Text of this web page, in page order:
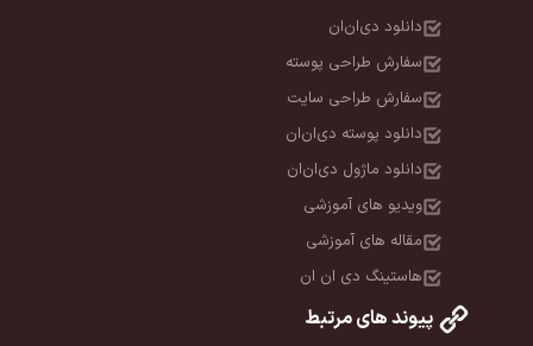
دانلود دی‌ان‌ان
سفارش طراحی پوسته
سفارش طراحی سایت
دانلود پوسته دی‌ان‌ان
دانلود ماژول دی‌ان‌ان
ویدیو های آموزشی
مقاله های آموزشی
هاستینگ دی ان ان
پیوند های مرتبط